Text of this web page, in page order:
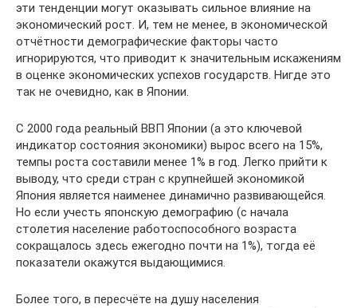
эти тенденции могут оказывать сильное влияние на
экономический рост. И, тем не менее, в экономической
отчётности демографические факторы часто
игнорируются, что приводит к значительным искажениям
в оценке экономических успехов государств. Нигде это
так не очевидно, как в Японии.
С 2000 года реальный ВВП Японии (а это ключевой
индикатор состояния экономики) вырос всего на 15%,
темпы роста составили менее 1% в год. Легко прийти к
выводу, что среди стран с крупнейшей экономикой
Япония является наименее динамично развивающейся.
Но если учесть японскую демографию (с начала
столетия население работоспособного возраста
сокращалось здесь ежегодно почти на 1%), тогда её
показатели окажутся выдающимися.
Более того, в пересчёте на душу населения